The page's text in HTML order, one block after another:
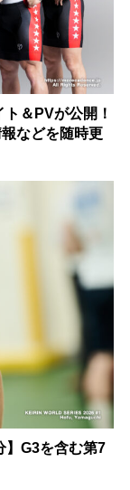
＆PVが公開！
などを随時更
】G3を含む第7